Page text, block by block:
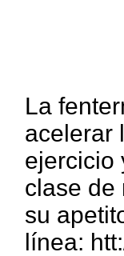
La
acelerar
ejercicio
clase de
su
línea: